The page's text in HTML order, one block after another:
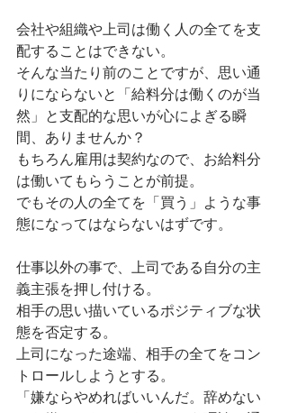
会社や組織や上司は働く人の全てを支
配することはできない。
そんな当たり前のことですが、思い通
りにならないと「給料分は働くのが当
然」と支配的な思いが心によぎる瞬
間、ありませんか？
もちろん雇用は契約なので、お給料分
は働いてもらうことが前提。
でもその人の全てを「買う」ような事
態になってはならないはずです。
仕事以外の事で、上司である自分の主
義主張を押し付ける。
相手の思い描いているポジティブな状
態を否定する。
上司になった途端、相手の全てをコン
トロールしようとする。
「嫌ならやめればいいんだ。辞めない